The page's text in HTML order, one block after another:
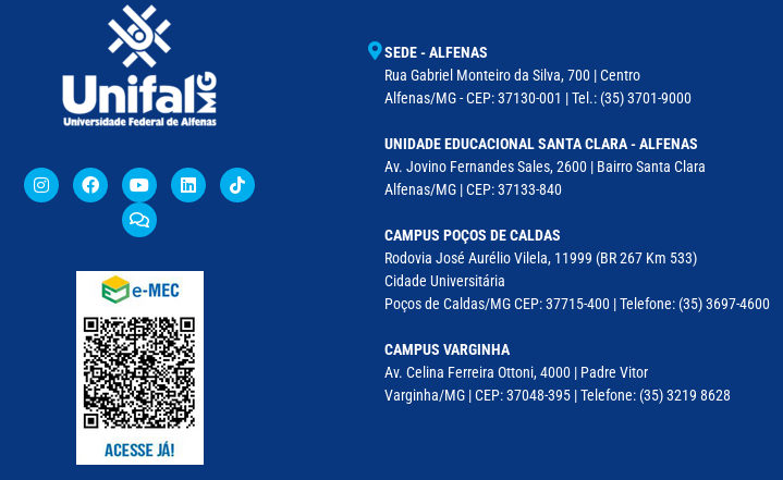
SEDE - ALFENAS
Rua Gabriel Monteiro da Silva, 700 | Centro
Alfenas/MG - CEP: 37130-001 | Tel.: (35) 3701-9000
UNIDADE EDUCACIONAL SANTA CLARA - ALFENAS
Av. Jovino Fernandes Sales, 2600 | Bairro Santa Clara
Alfenas/MG | CEP: 37133-840
CAMPUS POÇOS DE CALDAS
Rodovia José Aurélio Vilela, 11999 (BR 267 Km 533)
Cidade Universitária
Poços de Caldas/MG CEP: 37715-400 | Telefone: (35) 3697-4600
CAMPUS VARGINHA
Av. Celina Ferreira Ottoni, 4000 | Padre Vitor
Varginha/MG | CEP: 37048-395 | Telefone: (35) 3219 8628